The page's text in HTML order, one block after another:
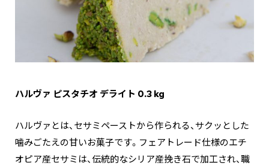
ハルヴァ ピスタチオ デライト 0.3 kg
ハルヴァとは、セサミペーストから作られる、サクッとした
噛みごたえの甘いお菓子です。フェアトレード仕様のエチ
オピア産セサミは、伝統的なシリア産挽き石で加工され、職